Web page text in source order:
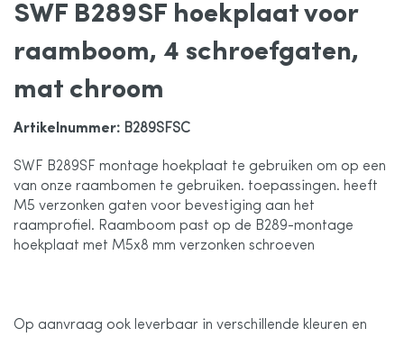
SWF B289SF hoekplaat voor
raamboom, 4 schroefgaten,
mat chroom
Artikelnummer: B289SFSC
SWF B289SF montage hoekplaat te gebruiken om op een
van onze raambomen te gebruiken. toepassingen. heeft
M5 verzonken gaten voor bevestiging aan het
raamprofiel. Raamboom past op de B289-montage
hoekplaat met M5x8 mm verzonken schroeven
Op aanvraag ook leverbaar in verschillende kleuren en
begin
afbeeldingen-
gallerij